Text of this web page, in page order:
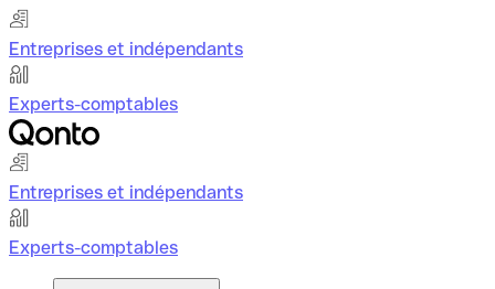
Entreprises et indépendants
Experts-comptables
Entreprises et indépendants
Experts-comptables